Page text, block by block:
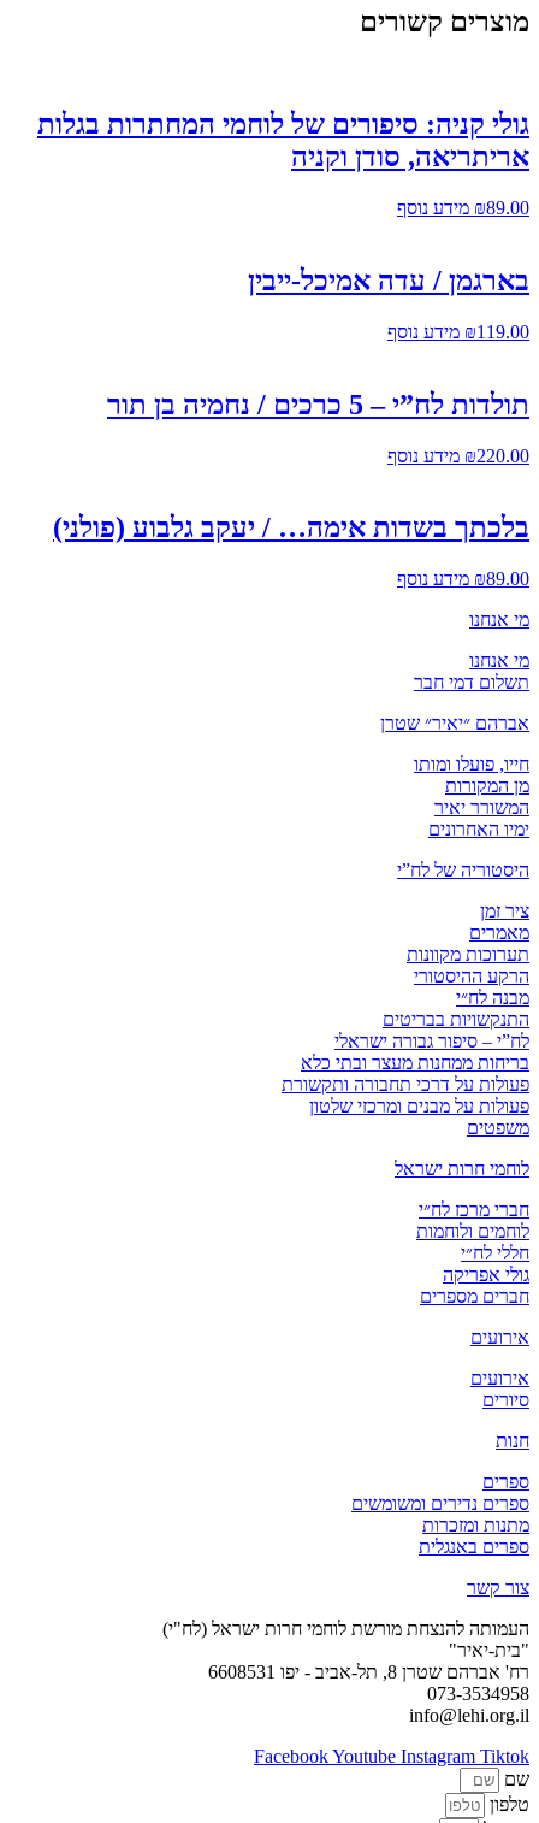
מוצרים קשורים
גולי קניה: סיפורים של לוחמי המחתרות בגלות
אריתריאה, סודן וקניה
₪89.00 מידע נוסף
בארגמן / עדה אמיכל-ייבין
₪119.00 מידע נוסף
תולדות לח”י – 5 כרכים / נחמיה בן תור
₪220.00 מידע נוסף
בלכתך בשדות אימה… / יעקב גלבוע (פולני)
₪89.00
מידע נוסף
מי אנחנו
מי אנחנו
תשלום דמי חבר
אברהם ״יאיר״ שטרן
חייו, פועלו ומותו
מן המקורות
המשורר יאיר
ימיו האחרונים
היסטוריה של לח”י
ציר זמן
מאמרים
תערוכות מקוונות
הרקע ההיסטורי
מבנה לח״י
התנקשויות בבריטים
לח”י – סיפור גבורה ישראלי
בריחות ממחנות מעצר ובתי כלא
פעולות על דרכי תחבורה ותקשורת
פעולות על מבנים ומרכזי שלטון
משפטים
לוחמי חרות ישראל
חברי מרכז לח״י
לוחמים ולוחמות
חללי לח״י
גולי אפריקה
חברים מספרים
אירועים
אירועים
סיורים
חנות
ספרים
ספרים נדירים ומשומשים
מתנות ומזכרות
ספרים באנגלית
צור קשר
העמותה להנצחת מורשת לוחמי חרות ישראל (לח"י)
"בית-יאיר"
רח' אברהם שטרן 8, תל-אביב - יפו 6608531
073-3534958
info@lehi.org.il
FacebookYoutube Instagram Tiktok
שם
טלפון